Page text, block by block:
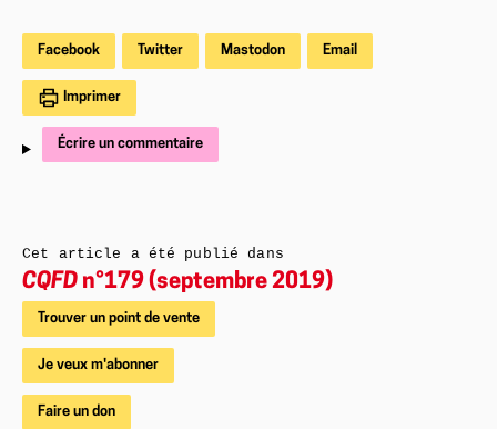
Facebook Twitter Mastodon Email
Imprimer
Écrire un commentaire
Cet article a été publié dans
CQFD n°179 (septembre 2019)
Trouver un point de vente
Je veux m'abonner
Faire un don